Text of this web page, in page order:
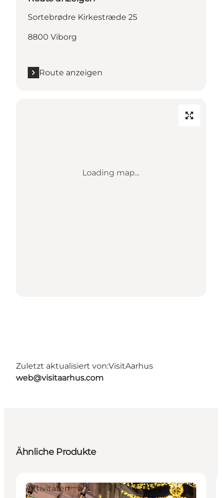
Sortebrødre Kirkestræde 25
8800 Viborg
Route anzeigen
Loading map...
Zuletzt aktualisiert von:VisitAarhus
web@visitaarhus.com
Ähnliche Produkte
Aktivitäten